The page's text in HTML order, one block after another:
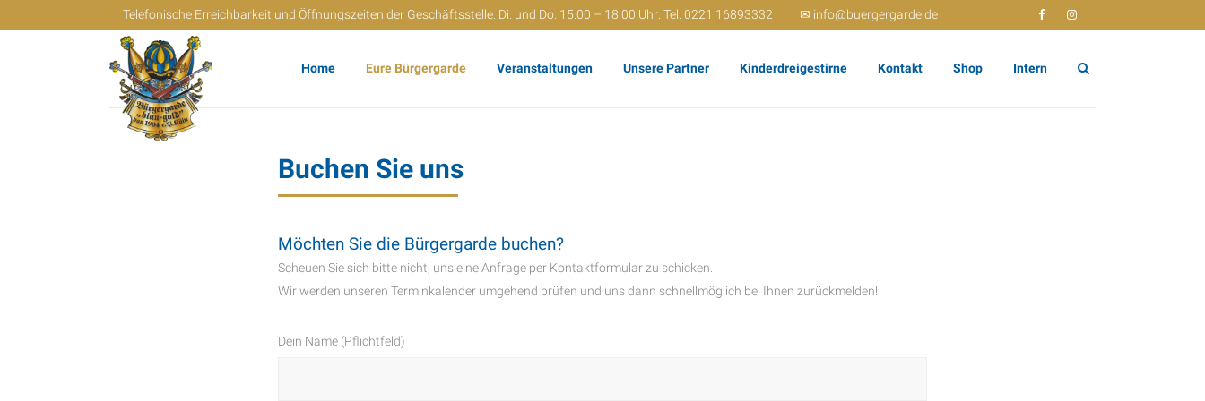
Telefonische Erreichbarkeit und Öffnungszeiten der Geschäftsstelle: Di. und Do. 15:00 – 18:00 Uhr: Tel: 0221 16893332 ✉ info@buergergarde.de
Home Eure Bürgergarde Veranstaltungen Unsere Partner Kinderdreigestirne Kontakt Shop Intern
Buchen Sie uns
Möchten Sie die Bürgergarde buchen?
Scheuen Sie sich bitte nicht, uns eine Anfrage per Kontaktformular zu schicken.
Wir werden unseren Terminkalender umgehend prüfen und uns dann schnellmöglich bei Ihnen zurückmelden!
Dein Name (Pflichtfeld)